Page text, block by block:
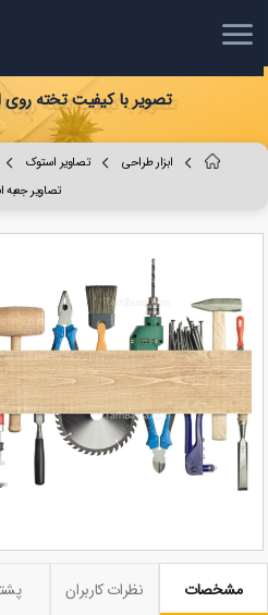
تصویر با کیفیت تخته روی
ابزار طراحی تصاویر استوک
تصاویر جعبه
مشخصات نظرات کاربران